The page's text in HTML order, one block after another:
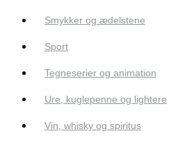
Smykker og ædelstene
Sport
Tegneserier og animation
Ure, kuglepenne og lightere
Vin, whisky og spiritus